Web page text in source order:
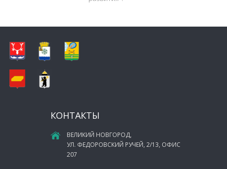
КОНТАКТЫ
ВЕЛИКИЙ НОВГОРОД,
УЛ. ФЕДОРОВСКИЙ РУЧЕЙ, 2/13, ОФИС
207